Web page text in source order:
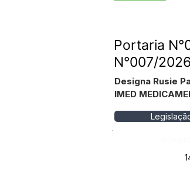
Portaria
N°007/2026
Designa Rusie
IMED